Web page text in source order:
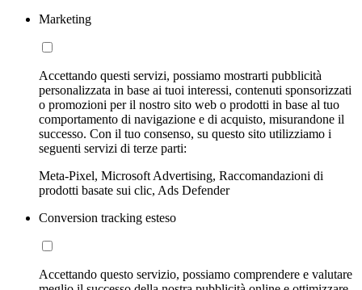
Marketing
Accettando questi servizi, possiamo mostrarti pubblicità
personalizzata in base ai tuoi interessi, contenuti sponsorizzati
o promozioni per il nostro sito web o prodotti in base al tuo
comportamento di navigazione e di acquisto, misurandone il
successo. Con il tuo consenso, su questo sito utilizziamo i
seguenti servizi di terze parti:
Meta-Pixel, Microsoft Advertising, Raccomandazioni di
prodotti basate sui clic, Ads Defender
Conversion tracking esteso
Accettando questo servizio, possiamo comprendere e valutare